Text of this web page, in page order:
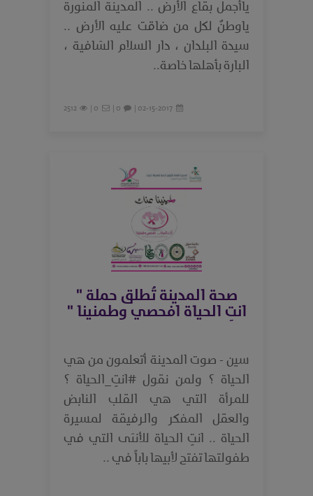
ياأجمل بقاع الأرض .. المدينة المنورة
ياوطنٌ لكل من ضاقت عليه الأرض ..
سيدة البلدان ، دار السلام الشافية ،
البارة بأهلها خاصة..
02-15-2017 |
0 |
0 |
2512
صحة المدينة تُطلق حملة "
انتِ الحياة افحصي وطمنينا "
سين - صوت المدينة أتعلمون من هي
الحياة ؟ ولمن نقول #انتِ_الحياة ؟
للمرأة التي هي القلب النابض
والعقل المفكر والرفيقة لمسيرة
الحياة .. انتِ الحياة للأنثى التي في
طفولتها تفتح لأبيها باباً في ..